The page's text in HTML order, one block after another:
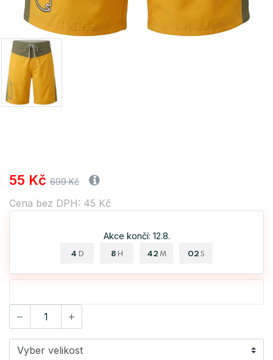
55 Kč 699 Kč
Cena bez DPH: 45 Kč
Akce končí: 12.8.
4 D 8 H 42 M 02 S